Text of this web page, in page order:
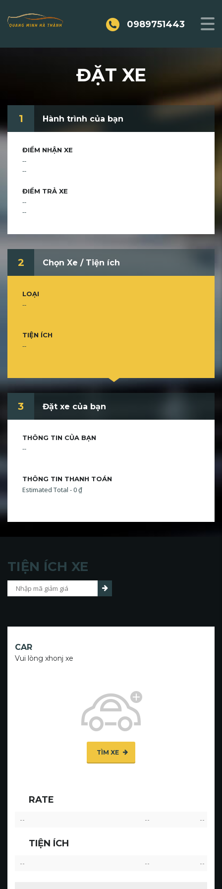
0989751443
ĐẶT XE
1 Hành trình của bạn
ĐIỂM NHẬN XE
--
--
ĐIỂM TRẢ XE
--
--
2 Chọn Xe / Tiện ích
LOẠI
--
TIỆN ÍCH
--
3 Đặt xe của bạn
THÔNG TIN CỦA BẠN
--
THÔNG TIN THANH TOÁN
Estimated Total - 0 ₫
TIỆN ÍCH XE
CAR
Vui lòng xhonj xe
TÌM XE
RATE
-- -- --
TIỆN ÍCH
-- -- --